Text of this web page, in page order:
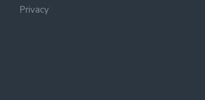
Privacy